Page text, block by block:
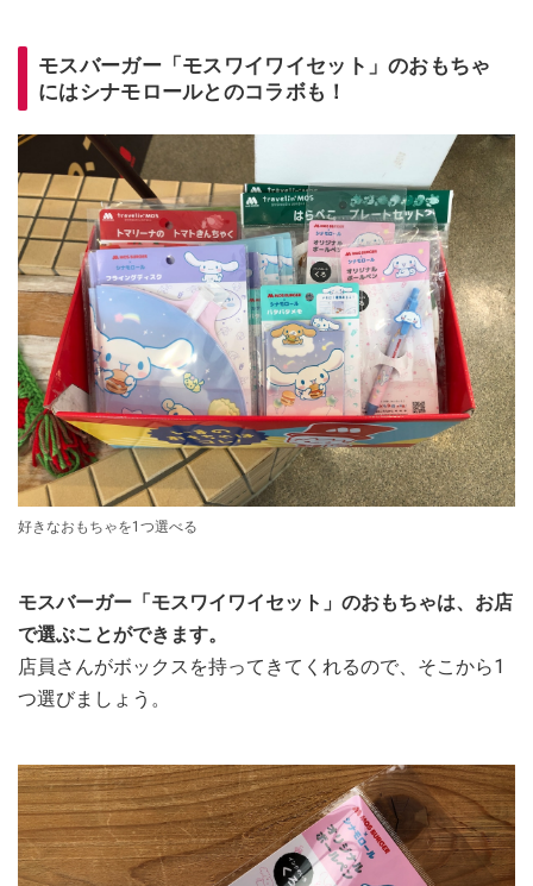
モスバーガー「モスワイワイセット」のおもちゃ
にはシナモロールとのコラボも！
好きなおもちゃを1つ選べる
モスバーガー「モスワイワイセット」のおもちゃは、お店
で選ぶことができます。
店員さんがボックスを持ってきてくれるので、そこから1
つ選びましょう。